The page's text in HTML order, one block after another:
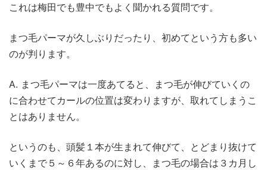
これは梅田でも豊中でもよく聞かれる質問です。
まつ毛パーマが久しぶりだったり、初めてという方も多い
のが判ります。
A. まつ毛パーマは一度あてると、まつ毛が伸びていくの
に合わせてカールの位置は変わりますが、取れてしまうこ
とはありません。
というのも、頭髪１本が生まれて伸びて、とどまり抜けて
いくまで５～６年あるのに対し、まつ毛の場合は３カ月し